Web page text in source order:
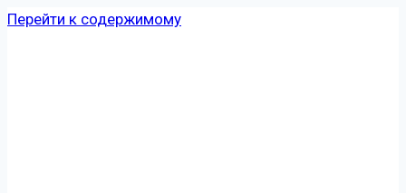
Перейти к содержимому